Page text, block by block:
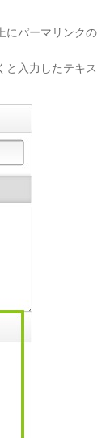
にパーマリンクの
と入力したテキス